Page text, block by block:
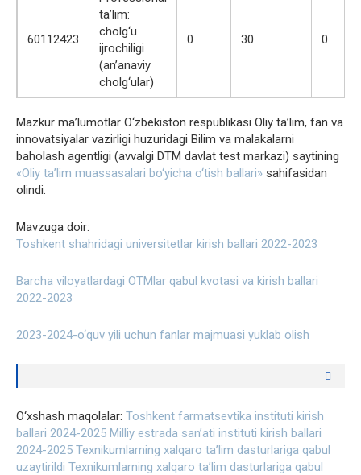
60112423
ta’lim:
cholg‘u
ijrochiligi
(an’anaviy
cholg‘ular)
0 30 0
Mazkur ma’lumotlar O‘zbekiston respublikasi Oliy ta’lim, fan va
innovatsiyalar vazirligi huzuridagi Bilim va malakalarni
baholash agentligi (avvalgi DTM davlat test markazi) saytining
«Oliy ta’lim muassasalari bo‘yicha o‘tish ballari» sahifasidan
olindi.
Mavzuga doir:
Toshkent shahridagi universitetlar kirish ballari 2022-2023
Barcha viloyatlardagi OTMlar qabul kvotasi va kirish ballari
2022-2023
2023-2024-o‘quv yili uchun fanlar majmuasi yuklab olish
O‘xshash maqolalar: Toshkent farmatsevtika instituti kirish
ballari 2024-2025 Milliy estrada san’ati instituti kirish ballari
2024-2025 Texnikumlarning xalqaro ta’lim dasturlariga qabul
uzaytirildi Texnikumlarning xalqaro ta’lim dasturlariga qabul